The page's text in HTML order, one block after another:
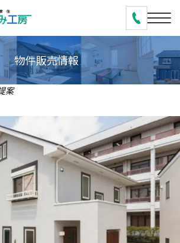
物件販売情報
案